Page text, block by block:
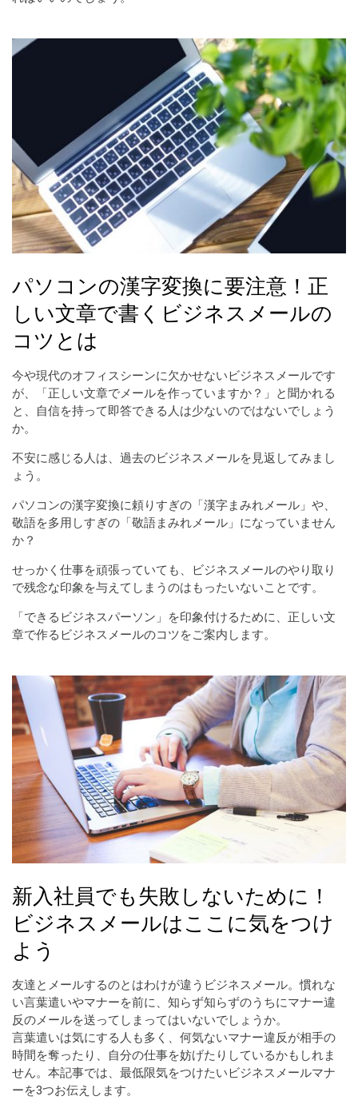
パソコンの漢字変換に要注意！正
しい文章で書くビジネスメールの
コツとは
今や現代のオフィスシーンに欠かせないビジネスメールです
が、「正しい文章でメールを作っていますか？」と聞かれる
と、自信を持って即答できる人は少ないのではないでしょう
か。
不安に感じる人は、過去のビジネスメールを見返してみまし
ょう。
パソコンの漢字変換に頼りすぎの「漢字まみれメール」や、
敬語を多用しすぎの「敬語まみれメール」になっていません
か？
せっかく仕事を頑張っていても、ビジネスメールのやり取り
で残念な印象を与えてしまうのはもったいないことです。
「できるビジネスパーソン」を印象付けるために、正しい文
章で作るビジネスメールのコツをご案内します。
新入社員でも失敗しないために！
ビジネスメールはここに気をつけ
よう
友達とメールするのとはわけが違うビジネスメール。慣れな
い言葉遣いやマナーを前に、知らず知らずのうちにマナー違
反のメールを送ってしまってはいないでしょうか。
言葉遣いは気にする人も多く、何気ないマナー違反が相手の
時間を奪ったり、自分の仕事を妨げたりしているかもしれま
せん。本記事では、最低限気をつけたいビジネスメールマナ
ーを3つお伝えします。